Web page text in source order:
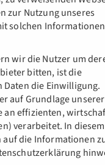
zur Nutzung unseres
solchen
wir die Nutzer um
bitten, ist die
Daten die Einwilligung.
auf Grundlage unserer
an effizienten,
verarbeitet. In diesem
auf die Informationen